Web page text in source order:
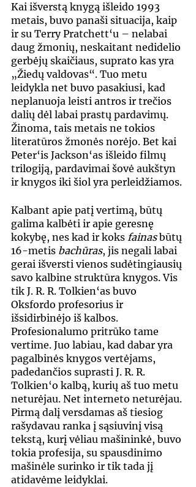
Kai išverstą knygą išleido 1993
metais, buvo panaši situacija, kaip
ir su Terry Pratchett‘u – nelabai
daug žmonių, neskaitant nedidelio
gerbėjų skaičiaus, suprato kas yra
„Žiedų valdovas“. Tuo metu
leidykla net buvo pasakiusi, kad
neplanuoja leisti antros ir trečios
dalių dėl labai prastų pardavimų.
Žinoma, tais metais ne tokios
literatūros žmonės norėjo. Bet kai
Peter‘is Jackson‘as išleido filmų
trilogiją, pardavimai šovė aukštyn
ir knygos iki šiol yra perleidžiamos.
Kalbant apie patį vertimą, būtų
galima kalbėti ir apie geresnę
kokybę, nes kad ir koks fainas būtų
16-metis bachūras, jis negali labai
gerai išversti vienos sudėtingiausių
savo kalbine struktūra knygos. Vis
tik J. R. R. Tolkien‘as buvo
Oksfordo profesorius ir
išsidirbinėjo iš kalbos.
Profesionalumo pritrūko tame
vertime. Juo labiau, kad dabar yra
pagalbinės knygos vertėjams,
padedančios suprasti J. R. R.
Tolkien‘o kalbą, kurių aš tuo metu
neturėjau. Net interneto neturėjau.
Pirmą dalį versdamas aš tiesiog
rašydavau ranka į sąsiuvinį visą
tekstą, kurį vėliau mašininkė, buvo
tokia profesija, su spausdinimo
mašinėle surinko ir tik tada jį
atidavėme leidyklai.